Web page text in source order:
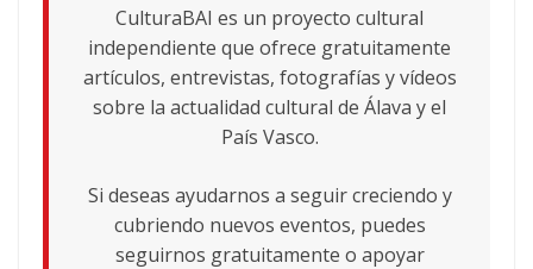
CulturaBAI es un proyecto cultural
independiente que ofrece gratuitamente
artículos, entrevistas, fotografías y vídeos
sobre la actualidad cultural de Álava y el
País Vasco.
Si deseas ayudarnos a seguir creciendo y
cubriendo nuevos eventos, puedes
seguirnos gratuitamente o apoyar